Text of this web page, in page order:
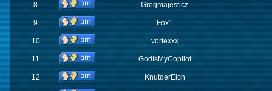
8 Gregmajesticz
9 Fox1
10 vortexxx
11 GodIsMyCopilot
12 KnutderElch